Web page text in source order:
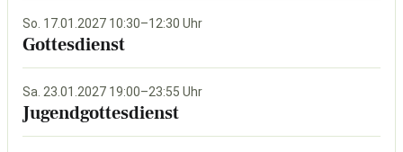
So. 17.01.2027 10:30–12:30 Uhr
Gottesdienst
Sa. 23.01.2027 19:00–23:55 Uhr
Jugendgottesdienst